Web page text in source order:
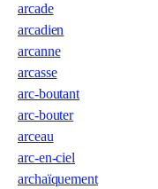
arcade
arcadien
arcanne
arcasse
arc-boutant
arc-bouter
arceau
arc-en-ciel
archaïquement